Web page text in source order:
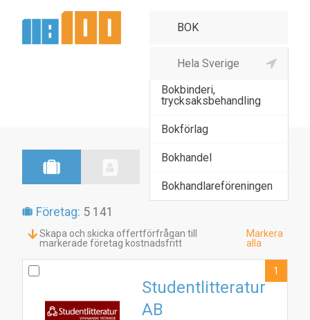
Bok- & offsettryckeri
Bokbinderi,
trycksaksbehandling
Bokförlag
Bokhandel
Bokhandlareföreningen
Företag: 5 141
Skapa och skicka offertförfrågan till
markerade företag kostnadsfritt
Markera
alla
Studentlitteratur
AB
1